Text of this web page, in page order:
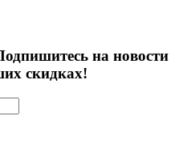
на новости
скидках!